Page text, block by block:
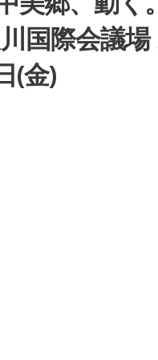
国際会議
(金)